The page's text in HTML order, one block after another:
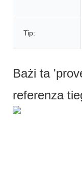
Tip:
Bażi ta
referenza